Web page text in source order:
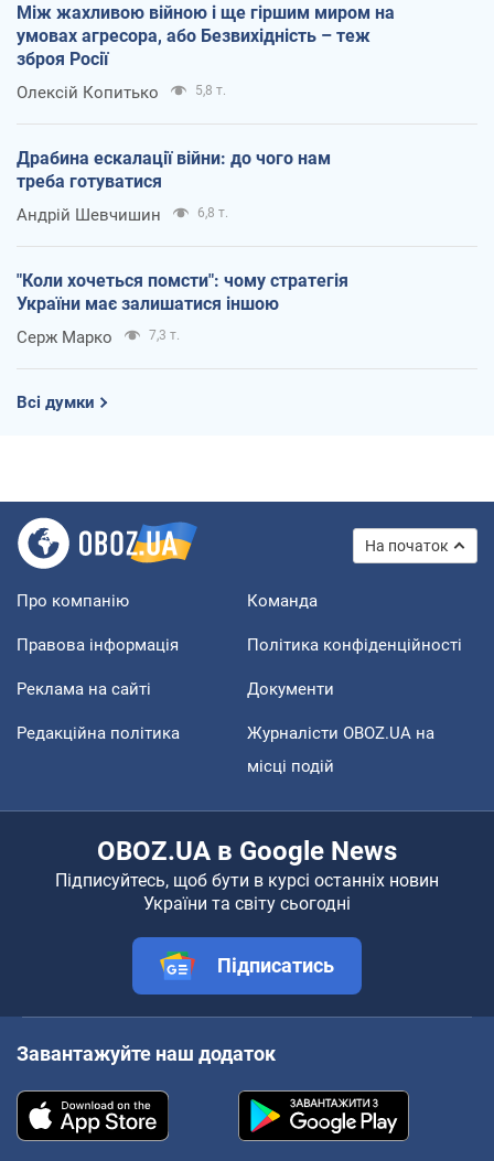
Між жахливою війною і ще гіршим миром на
умовах агресора, або Безвихідність – теж
зброя Росії
Олексій Копитько 5,8 т.
Драбина ескалації війни: до чого нам
треба готуватися
Андрій Шевчишин 6,8 т.
"Коли хочеться помсти": чому стратегія
України має залишатися іншою
Серж Марко 7,3 т.
Всі думки
На початок
Про компанію Команда
Правова інформація Політика конфіденційності
Реклама на сайті Документи
Редакційна політика
Журналісти OBOZ.UA на
місці подій
OBOZ.UA в Google News
Підписуйтесь, щоб бути в курсі останніх новин
України та світу сьогодні
Підписатись
Завантажуйте наш додаток